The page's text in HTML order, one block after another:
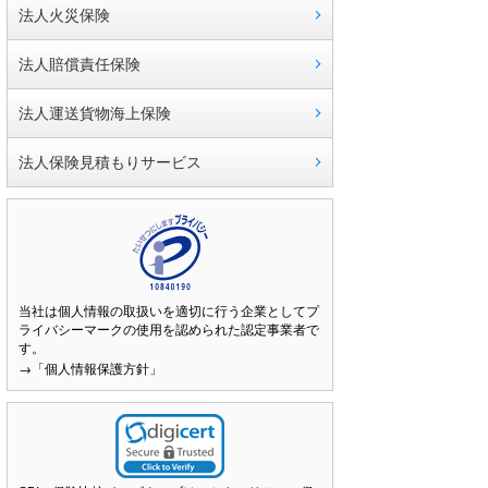
法人火災保険
法人賠償責任保険
法人運送貨物海上保険
法人保険見積もりサービス
当社は個人情報の取扱いを適切に行う企業としてプ
ライバシーマークの使用を認められた認定事業者で
す。
→「個人情報保護方針」